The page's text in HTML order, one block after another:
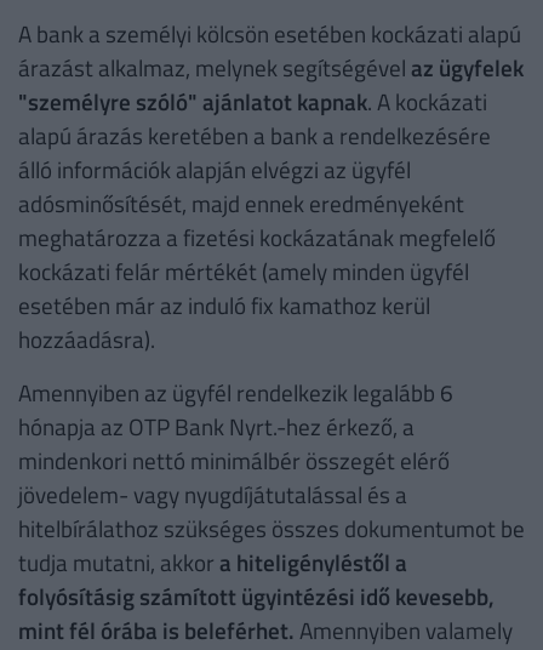
A bank a személyi kölcsön esetében kockázati alapú
árazást alkalmaz, melynek segítségével az ügyfelek
"személyre szóló" ajánlatot kapnak. A kockázati
alapú árazás keretében a bank a rendelkezésére
álló információk alapján elvégzi az ügyfél
adósminősítését, majd ennek eredményeként
meghatározza a fizetési kockázatának megfelelő
kockázati felár mértékét (amely minden ügyfél
esetében már az induló fix kamathoz kerül
hozzáadásra).
Amennyiben az ügyfél rendelkezik legalább 6
hónapja az OTP Bank Nyrt.-hez érkező, a
mindenkori nettó minimálbér összegét elérő
jövedelem- vagy nyugdíjátutalással és a
hitelbírálathoz szükséges összes dokumentumot be
tudja mutatni, akkor a hiteligényléstől a
folyósításig számított ügyintézési idő kevesebb,
mint fél órába is beleférhet.Amennyiben valamely